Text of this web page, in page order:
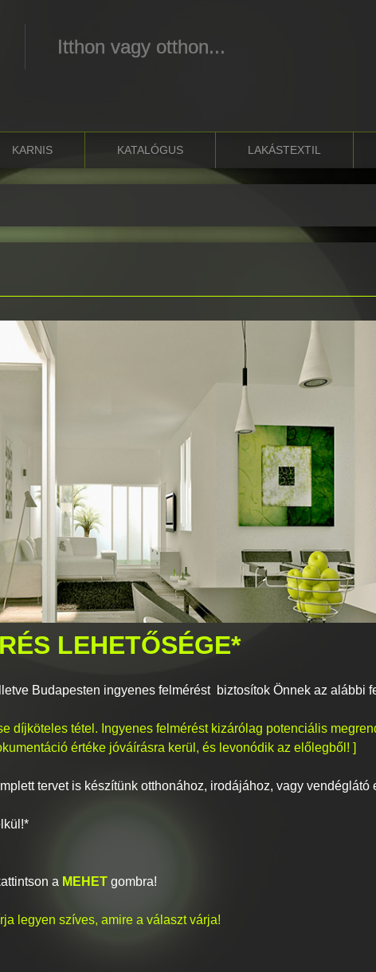
Itthon vagy otthon...
KARNIS KATALÓGUS LAKÁSTEXTIL
LEHETŐSÉGE*
Budapesten ingyenes felmérést biztosítok Önnek az alábbi
díjköteles tétel. Ingyenes felmérést kizárólag potenciális
értéke jóváírásra kerül, és levonódik az előlegből! ]
tervet is készítünk otthonához, irodájához, vagy vendéglátó
a MEHET gombra!
legyen szíves, amire a választ várja!